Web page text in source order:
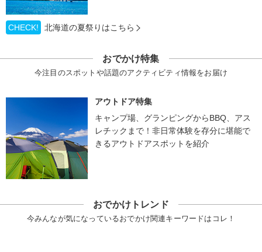
CHECK! 北海道の夏祭りはこちら
おでかけ特集
今注目のスポットや話題のアクティビティ情報をお届け
アウトドア特集
キャンプ場、グランピングからBBQ、アス
レチックまで！非日常体験を存分に堪能で
きるアウトドアスポットを紹介
おでかけトレンド
今みんなが気になっているおでかけ関連キーワードはコレ！